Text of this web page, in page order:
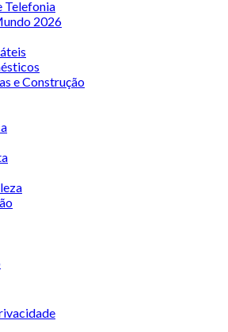
Telefonia
2026
e Construção